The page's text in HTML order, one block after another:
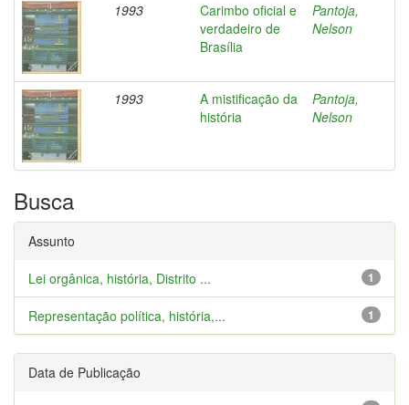
1993
Carimbo oficial e
verdadeiro de
Brasília
Pantoja,
Nelson
1993
A mistificação da
história
Pantoja,
Nelson
Busca
Assunto
1
Lei orgânica, história, Distrito ...
1
Representação política, história,...
Data de Publicação